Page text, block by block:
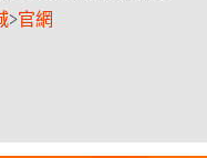
>官網